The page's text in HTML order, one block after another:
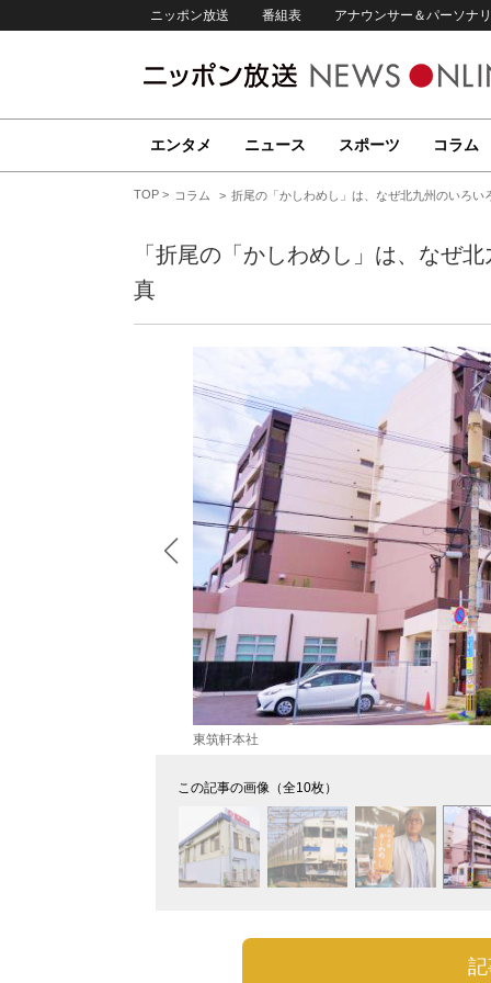
ニッポン放送 番組表 アナウンサー＆パーソナ
エンタメ ニュース スポーツ コラム
TOP コラム 折尾の「かしわめし」は、なぜ北九州のいろい
「折尾の「かしわめし」は、なぜ
真
東筑軒本社
この記事の画像（全10枚）